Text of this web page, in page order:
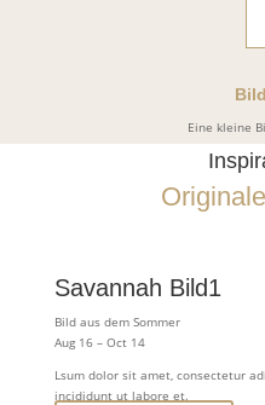
Eine kleine
Savannah Bild1
Bild aus dem Sommer
Aug 16 – Oct 14
Lsum dolor sit amet, consectetur
incididunt ut labore et.